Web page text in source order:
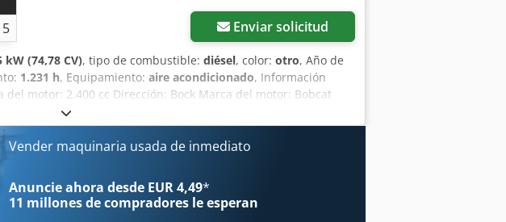
Enviar solicitud
kW (74,78 CV), tipo de combustible: diésel, color: otro, Año de
1.231 h, Equipamiento: aire acondicionado, Información
motor: 2.400 cc Dirección: Bock Marca del motor: Bobcat
x Al): 390 x 186 x 206 cm Funcionalidad Sistema de cambio
U Itas Akqok Estado técnico: muy bueno Estado estético: muy
circuito hidráulico - Faro(s) de trabajo - Orugas de goma - Alto
LED - Luz de señalización - Dos velocidades =
Stage V / Tier IV final General País de fabricación: EE.UU.
Bobtach hidráulico de alta potencia, transmisión de 2
de alto rendimiento, pantalla grande, asiento neumático.
Vender maquinaria usada de inmediato
Anuncie ahora desde EUR 4,49*
11 millones de compradores le esperan